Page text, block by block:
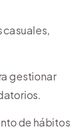
gestionar
de hábitos